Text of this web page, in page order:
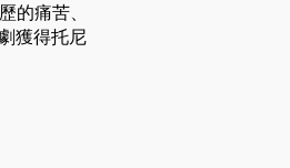
的痛苦、
獲得托尼